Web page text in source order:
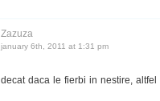
Zazuza
january 6th, 2011 at 1:31 pm
decat daca le fierbi in nestire,